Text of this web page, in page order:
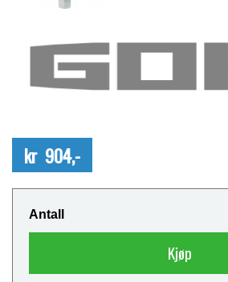
kr 904,-
Antall
Kjøp